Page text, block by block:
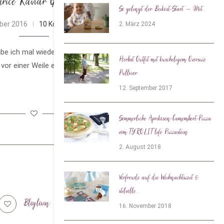
2016 10 Kommentare
ich mal wieder eine Limited Edition für
einer Weile ein Päckchen …
Bloglovin Tiktok
So gelingt der Beikost-Start – Mit...
2. März 2024
Herbst Outfit mit kuscheligem Oversize
Pullover
12. September 2017
Sommerliche Aprikosen-Camembert-Pizza
vom TYROLIT life Pizzastein
2. August 2018
Vorfreude auf die Weihnachtszeit &
stilvolle...
16. November 2018